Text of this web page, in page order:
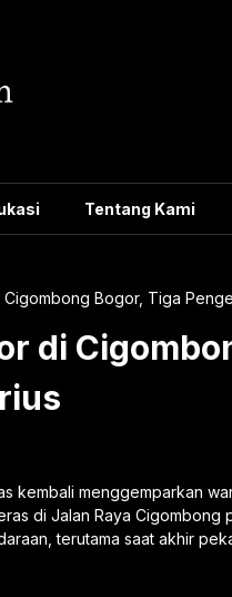
Tentang Kami
Bogor, Tiga
di
kembali menggemparkan
di Jalan Raya Cigombong
terutama saat akhir